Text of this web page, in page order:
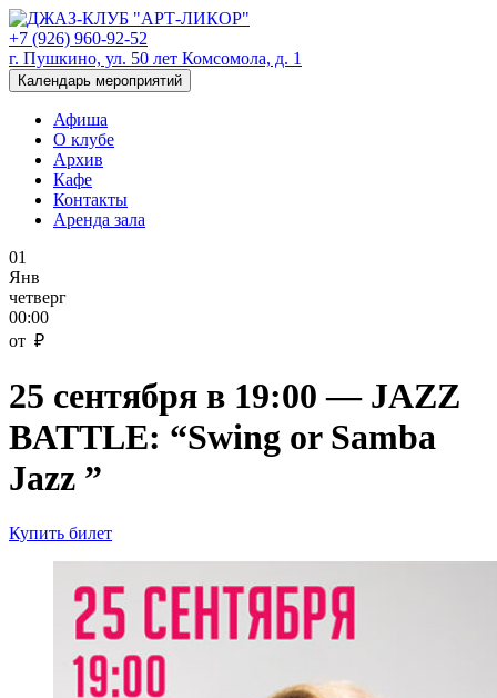
+7 (926) 960-92-52
г. Пушкино, ул. 50 лет Комсомола, д. 1
Календарь мероприятий
Афиша
О клубе
Архив
Кафе
Контакты
Аренда зала
01
Янв
четверг
00:00
от ₽
25 сентября в 19:00 — JAZZ
BATTLE: “Swing or Samba
Jazz ”
Купить билет